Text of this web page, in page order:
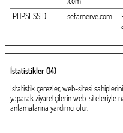
PHPSESSID sefamerve.com
İstatistikler (14)
İstatistik çerezler, web-sitesi
yaparak ziyaretçilerin web-siteleriyle
anlamalarına yardımcı olur.